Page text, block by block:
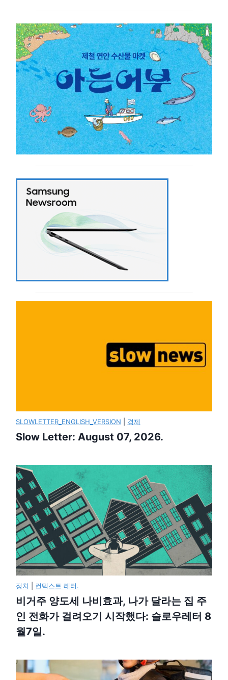
SLOWLETTER_ENGLISH_VERSION 경제
Slow Letter: August 07, 2026.
정치 컨텍스트 레터.
비거주 양도세 나비효과, 나가 달라는 집 주
인 전화가 걸려오기 시작했다: 슬로우레터 8
월7일.